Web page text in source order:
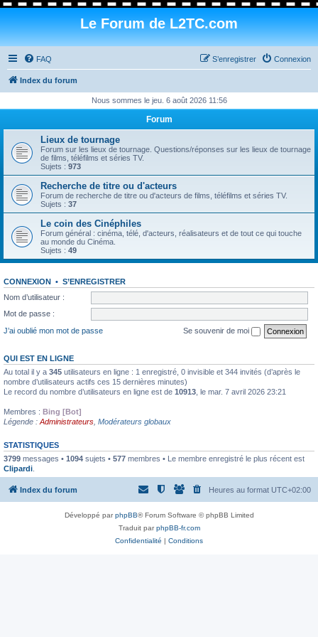
Le Forum de L2TC.com
FAQ Connexion
S’enregistrer
Index du forum
Nous sommes le jeu. 6 août 2026 11:56
Forum
Lieux de tournage
Forum sur les lieux de tournage. Questions/réponses sur les lieux de tournage
de films, téléfilms et séries TV.
Sujets : 973
Recherche de titre ou d'acteurs
Forum de recherche de titre ou d'acteurs de films, téléfilms et séries TV.
Sujets : 37
Le coin des Cinéphiles
Forum général : cinéma, télé, d'acteurs, réalisateurs et de tout ce qui touche
au monde du Cinéma.
Sujets : 49
CONNEXION • S’ENREGISTRER
Nom d’utilisateur :
Mot de passe :
J’ai oublié mon mot de passe
Se souvenir de moi
QUI EST EN LIGNE
Au total il y a 345 utilisateurs en ligne : 1 enregistré, 0 invisible et 344 invités (d’après le
nombre d’utilisateurs actifs ces 15 dernières minutes)
Le record du nombre d’utilisateurs en ligne est de 10913 , le mar. 7 avril 2026 23:21
Membres : Bing [Bot]
Légende : Administrateurs Modérateurs globaux
STATISTIQUES
3799 messages • 1094 sujets • 577 membres • Le membre enregistré le plus récent est
Clipardi
Index du forum Heures au format UTC+02:00
Développé parphpBB® Forum Software © phpBB Limited
Traduit parphpBB-fr.com
Confidentialité | Conditions